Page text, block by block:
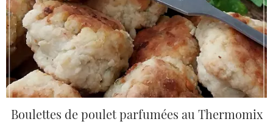
Boulettes de poulet parfumées au Thermomix